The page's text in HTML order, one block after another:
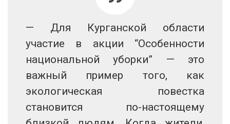
— Для Курганской области
участие в акции “Особенности
национальной уборки” — это
важный пример того, как
экологическая повестка
становится по-настоящему